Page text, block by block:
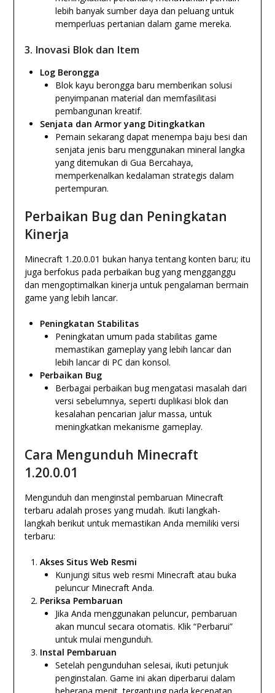
lebih banyak sumber daya dan peluang untuk
memperluas pertanian dalam game mereka.
3. Inovasi Blok dan Item
Log Berongga
Blok kayu berongga baru memberikan solusi
penyimpanan material dan memfasilitasi
pembangunan kreatif.
Senjata dan Armor yang Ditingkatkan
Pemain sekarang dapat menempa baju besi dan
senjata jenis baru menggunakan mineral langka
yang ditemukan di Gua Bercahaya,
memperkenalkan kedalaman strategis dalam
pertempuran.
Perbaikan Bug dan Peningkatan
Kinerja
Minecraft 1.20.0.01 bukan hanya tentang konten baru; itu
juga berfokus pada perbaikan bug yang mengganggu
dan mengoptimalkan kinerja untuk pengalaman bermain
game yang lebih lancar.
Peningkatan Stabilitas
Peningkatan umum pada stabilitas game
memastikan gameplay yang lebih lancar dan
lebih lancar di PC dan konsol.
Perbaikan Bug
Berbagai perbaikan bug mengatasi masalah dari
versi sebelumnya, seperti duplikasi blok dan
kesalahan pencarian jalur massa, untuk
meningkatkan mekanisme gameplay.
Cara Mengunduh Minecraft
1.20.0.01
Mengunduh dan menginstal pembaruan Minecraft
terbaru adalah proses yang mudah. Ikuti langkah-
langkah berikut untuk memastikan Anda memiliki versi
terbaru:
Akses Situs Web Resmi
Kunjungi situs web resmi Minecraft atau buka
peluncur Minecraft Anda.
Periksa Pembaruan
Jika Anda menggunakan peluncur, pembaruan
akan muncul secara otomatis. Klik “Perbarui”
untuk mulai mengunduh.
Instal Pembaruan
Setelah pengunduhan selesai, ikuti petunjuk
penginstalan. Game ini akan diperbarui dalam